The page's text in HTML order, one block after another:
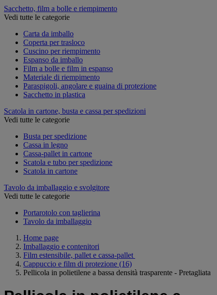
Sacchetto, film a bolle e riempimento
Vedi tutte le categorie
Carta da imballo
Coperta per trasloco
Cuscino per riempimento
Espanso da imballo
Film a bolle e film in espanso
Materiale di riempimento
Paraspigoli, angolare e guaina di protezione
Sacchetto in plastica
Scatola in cartone, busta e cassa per spedizioni
Vedi tutte le categorie
Busta per spedizione
Cassa in legno
Cassa-pallet in cartone
Scatola e tubo per spedizione
Scatola in cartone
Tavolo da imballaggio e svolgitore
Vedi tutte le categorie
Portarotolo con taglierina
Tavolo da imballaggio
Home page
Imballaggio e contenitori
Film estensibile, pallet e cassa-pallet
Cappuccio e film di protezione (16)
Pellicola in polietilene a bassa densità trasparente - Pretagliata